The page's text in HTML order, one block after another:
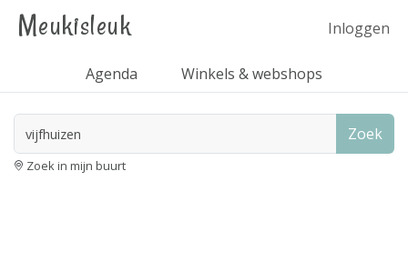
Meukisleuk Inloggen
Agenda Winkels & webshops
Zoek
Zoek in mijn buurt